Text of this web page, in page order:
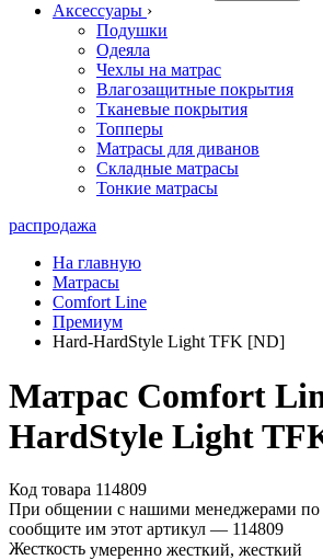
Аксессуары ›
Подушки
Одеяла
Чехлы на матрас
Влагозащитные покрытия
Тканевые покрытия
Топперы
Матрасы для диванов
Складные матрасы
Тонкие матрасы
распродажа
На главную
Матрасы
Comfort Line
Премиум
Hard-HardStyle Light TFK [ND]
Матрас Comfort
HardStyle Light
Код товара 114809
При общении с нашими менеджерами по
сообщите им этот артикул — 114809
Жесткость умеренно жесткий, жесткий